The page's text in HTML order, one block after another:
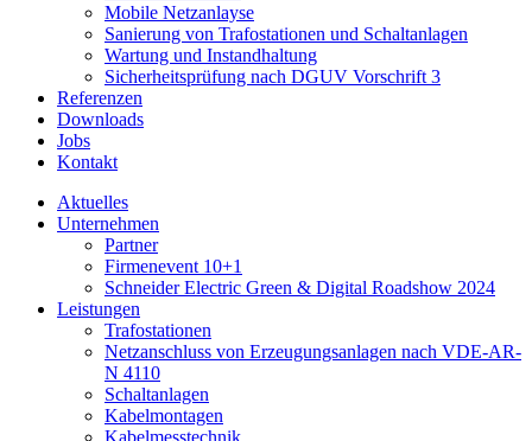
Mobile Netzanlayse
Sanierung von Trafostationen und Schaltanlagen
Wartung und Instandhaltung
Sicherheitsprüfung nach DGUV Vorschrift 3
Referenzen
Downloads
Jobs
Kontakt
Aktuelles
Unternehmen
Partner
Firmenevent 10+1
Schneider Electric Green & Digital Roadshow 2024
Leistungen
Trafostationen
Netzanschluss von Erzeugungsanlagen nach VDE-AR-
N 4110
Schaltanlagen
Kabelmontagen
Kabelmesstechnik